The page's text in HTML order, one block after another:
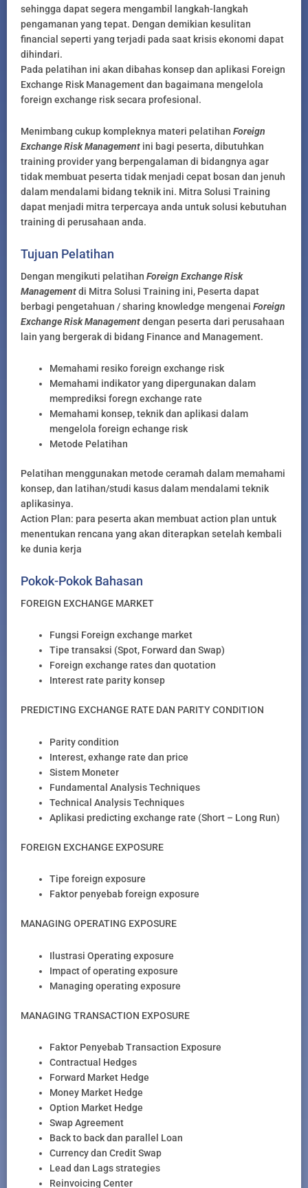
sehingga dapat segera mengambil langkah-langkah
pengamanan yang tepat. Dengan demikian kesulitan
financial seperti yang terjadi pada saat krisis ekonomi dapat
dihindari.
Pada pelatihan ini akan dibahas konsep dan aplikasi Foreign
Exchange Risk Management dan bagaimana mengelola
foreign exchange risk secara profesional.
Menimbang cukup kompleknya materi pelatihan Foreign
Exchange Risk Management ini bagi peserta, dibutuhkan
training provider yang berpengalaman di bidangnya agar
tidak membuat peserta tidak menjadi cepat bosan dan jenuh
dalam mendalami bidang teknik ini. Mitra Solusi Training
dapat menjadi mitra terpercaya anda untuk solusi kebutuhan
training di perusahaan anda.
Tujuan Pelatihan
Dengan mengikuti pelatihan Foreign Exchange Risk
Managementdi Mitra Solusi Training ini, Peserta dapat
berbagi pengetahuan / sharing knowledge mengenai Foreign
Exchange Risk Managementdengan peserta dari perusahaan
lain yang bergerak di bidang Finance and Management.
Memahami resiko foreign exchange risk
Memahami indikator yang dipergunakan dalam
memprediksi foregn exchange rate
Memahami konsep, teknik dan aplikasi dalam
mengelola foreign echange risk
Metode Pelatihan
Pelatihan menggunakan metode ceramah dalam memahami
konsep, dan latihan/studi kasus dalam mendalami teknik
aplikasinya.
Action Plan: para peserta akan membuat action plan untuk
menentukan rencana yang akan diterapkan setelah kembali
ke dunia kerja
Pokok-Pokok Bahasan
FOREIGN EXCHANGE MARKET
Fungsi Foreign exchange market
Tipe transaksi (Spot, Forward dan Swap)
Foreign exchange rates dan quotation
Interest rate parity konsep
PREDICTING EXCHANGE RATE DAN PARITY CONDITION
Parity condition
Interest, exhange rate dan price
Sistem Moneter
Fundamental Analysis Techniques
Technical Analysis Techniques
Aplikasi predicting exchange rate (Short – Long Run)
FOREIGN EXCHANGE EXPOSURE
Tipe foreign exposure
Faktor penyebab foreign exposure
MANAGING OPERATING EXPOSURE
Ilustrasi Operating exposure
Impact of operating exposure
Managing operating exposure
MANAGING TRANSACTION EXPOSURE
Faktor Penyebab Transaction Exposure
Contractual Hedges
Forward Market Hedge
Money Market Hedge
Option Market Hedge
Swap Agreement
Back to back dan parallel Loan
Currency dan Credit Swap
Lead dan Lags strategies
Reinvoicing Center